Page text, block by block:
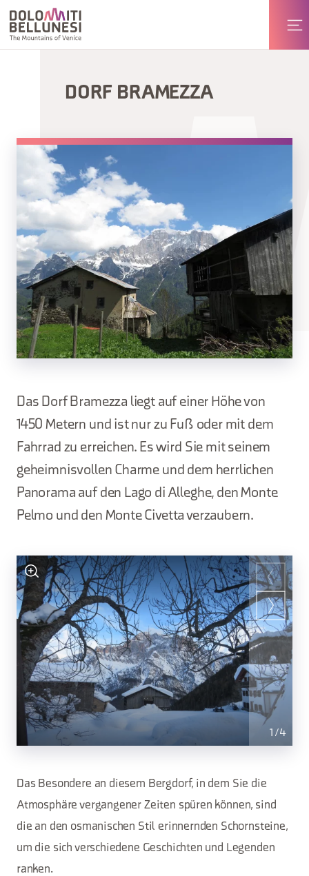
DORF BRAMEZZA
Das Dorf Bramezza liegt auf einer Höhe von
1450 Metern und ist nur zu Fuß oder mit dem
Fahrrad zu erreichen. Es wird Sie mit seinem
geheimnisvollen Charme und dem herrlichen
Panorama auf den Lago di Alleghe, den Monte
Pelmo und den Monte Civetta verzaubern.
1 /4
Das Besondere an diesem Bergdorf, in dem Sie die
Atmosphäre vergangener Zeiten spüren können, sind
die an den osmanischen Stil erinnernden Schornsteine,
um die sich verschiedene Geschichten und Legenden
ranken.